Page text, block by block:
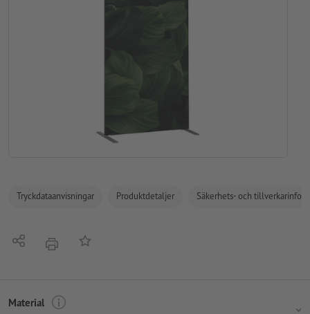
Tryckdataanvisningar Produktdetaljer Säkerhets- och
Dela erbjudandePå anteckningslistan
Material